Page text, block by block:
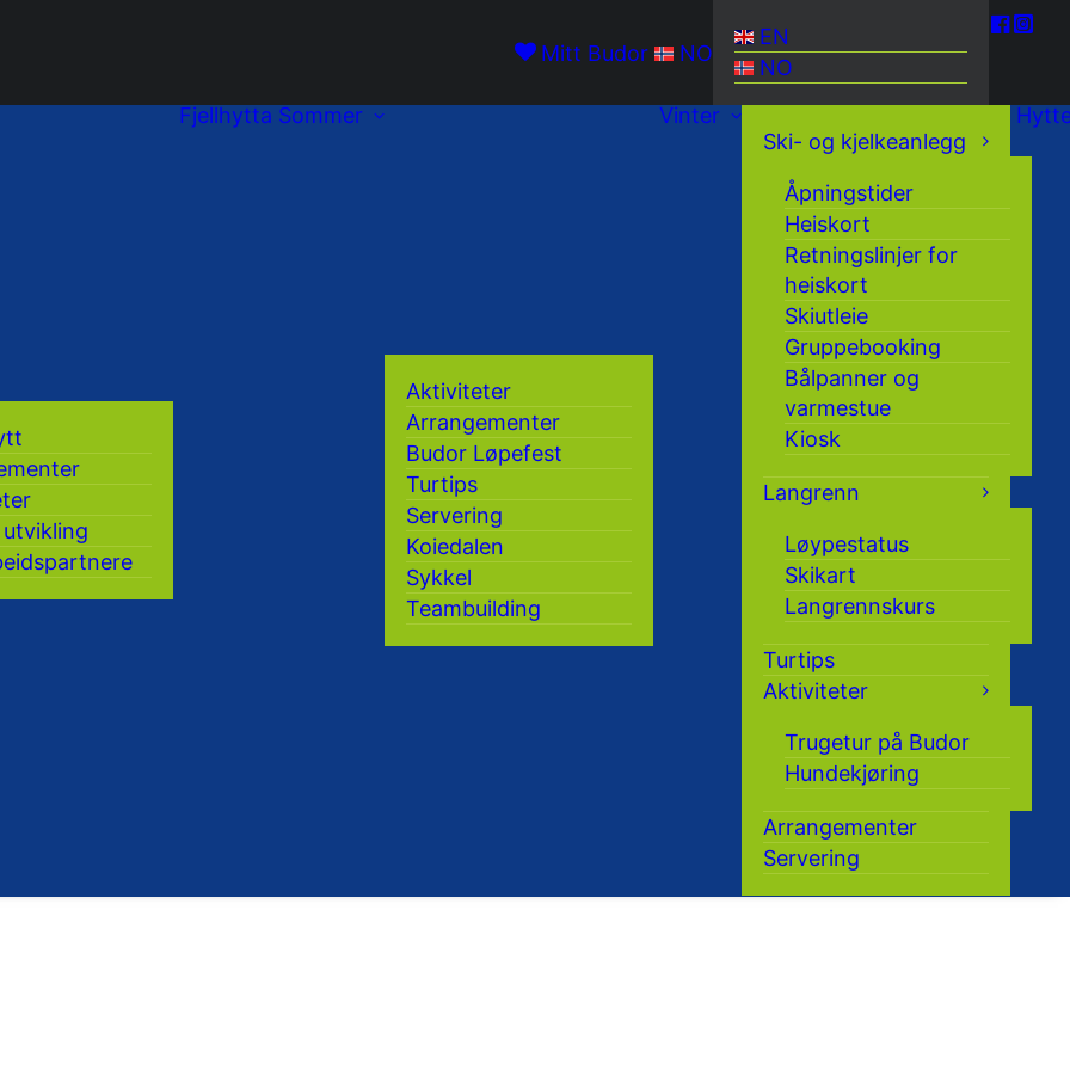
Mitt Budor NO
EN
NO
Fjellhytta Sommer
Aktiviteter
Arrangementer
Budor Løpefest
Turtips
Servering
Koiedalen
Sykkel
Teambuilding
Vinter
Ski- og kjelkeanlegg
Åpningstider
Heiskort
Retningslinjer for
heiskort
Skiutleie
Gruppebooking
Bålpanner og
varmestue
Kiosk
Langrenn
Løypestatus
Skikart
Langrennskurs
Turtips
Aktiviteter
Trugetur på Budor
Hundekjøring
Arrangementer
Servering